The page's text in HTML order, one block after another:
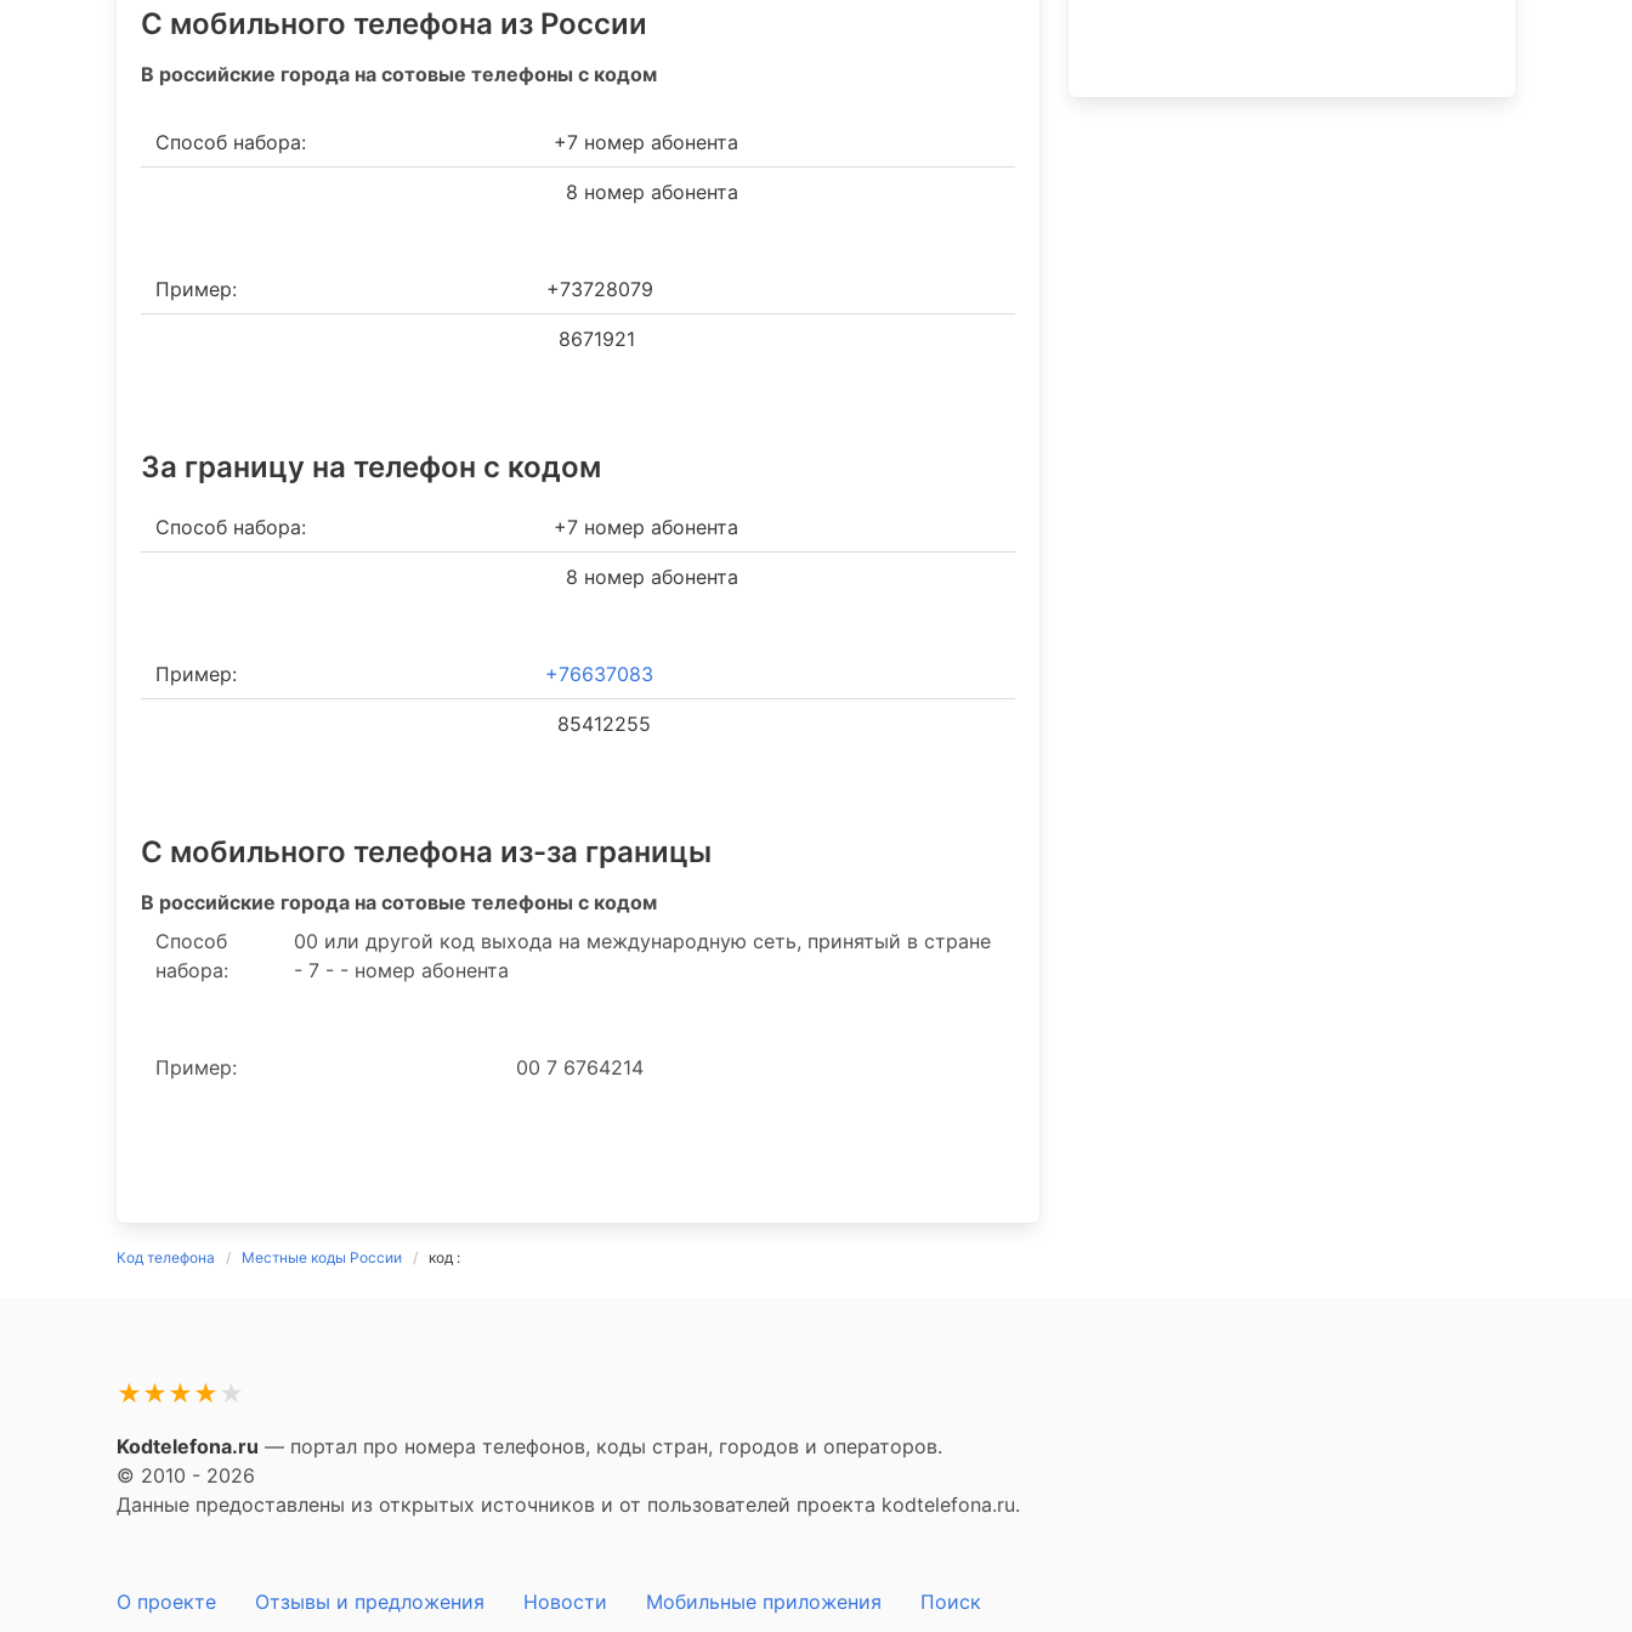
С мобильного телефона из России
В российские города на сотовые телефоны с кодом
Способ набора: +7 номер абонента
8 номер абонента
Пример: +73728079
8671921
За границу на телефон c кодом
Способ набора: +7 номер абонента
8 номер абонента
Пример: +76637083
85412255
С мобильного телефона из-за границы
В российские города на сотовые телефоны с кодом
Способ
набора:
00 или другой код выхода на международную сеть, принятый в стране
- 7 - - номер абонента
Пример: 00 7 6764214
Код телефона Местные коды России код :
★
★
★
★
★
Kodtelefona.ru — портал про номера телефонов, коды стран, городов и операторов.
© 2010 - 2026
Данные предоставлены из открытых источников и от пользователей проекта kodtelefona.ru.
О проекте Отзывы и предложения Новости Мобильные приложения Поиск